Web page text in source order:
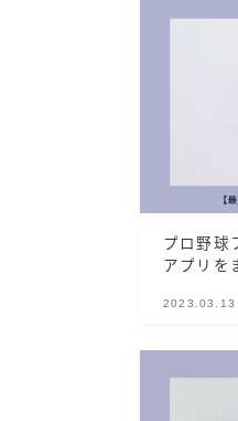
プロ野球
アプリを
2023.03.13